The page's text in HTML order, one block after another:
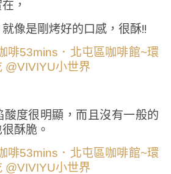
，
像是剛烤好的口感，很酥!!
度很明顯，而且沒有一般的
酥脆。